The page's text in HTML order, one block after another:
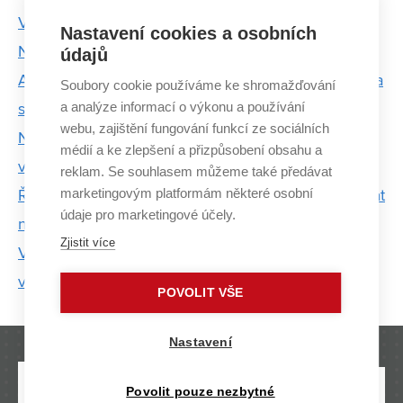
VUT navštíví Claude Cohen-Tannoudji, nositel
Nobelovy ceny za fyziku
Adam a Kateřina Chromí: Já byla zadýchaná, brácha
se skoro nudil
Na elektrofakultě pracují na metodě, která odhalí
vady solárních panelů
Ředitel CISCO: Některé zkoušky už člověk opakovat
nechce, ale je dobře, že jsou
V Centru SIX chtějí nahradit kabely speciálním
vodivým textilem
Nastavení cookies a osobních
údajů
Soubory cookie používáme ke shromažďování
a analýze informací o výkonu a používání
webu, zajištění fungování funkcí ze sociálních
médií a ke zlepšení a přizpůsobení obsahu a
reklam. Se souhlasem můžeme také předávat
marketingovým platformám některé osobní
údaje pro marketingové účely.
Zjistit více
POVOLIT VŠE
Nastavení
Povolit pouze nezbytné